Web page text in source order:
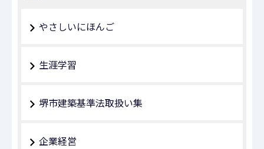
やさしいにほんご
生涯学習
堺市建築基準法取扱い集
企業経営